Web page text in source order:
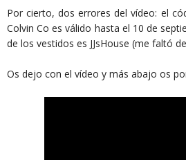
Por cierto, dos errores del vídeo: el
Colvin Co es válido hasta el 10 de
de los vestidos es JJsHouse (me faltó
Os dejo con el vídeo y más abajo os